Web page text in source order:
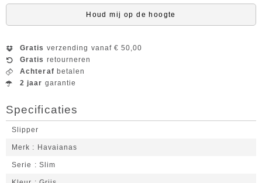
Houd mij op de hoogte
Gratis verzending vanaf € 50,00
Gratis retourneren
Achteraf betalen
2 jaar garantie
Specificaties
Slipper
Merk Havaianas
Serie Slim